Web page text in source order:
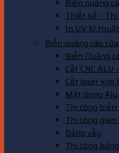
Biển quảng
Thiết kế –
In UV kĩ
Biển quảng cáo
Biển Quảng
Cắt CNC ALU
Cắt laser kim
Mặt dựng Alu
Thi công
Thi công
Bảng vẫy
Thi công